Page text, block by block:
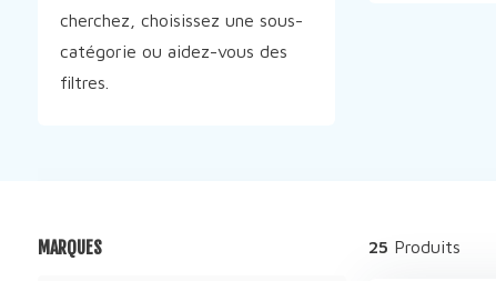
cherchez, choisissez une sous-
catégorie ou aidez-vous des
filtres.
MARQUES 25 Produits